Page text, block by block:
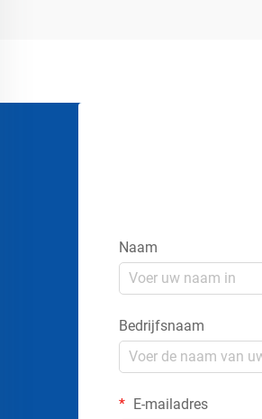
Naam
Bedrijfsnaam
E-mailadres